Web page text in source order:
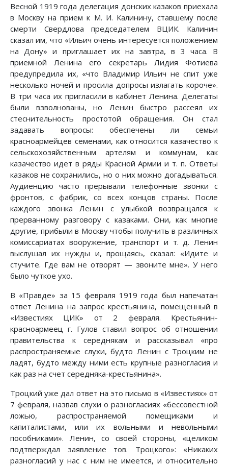
Весной 1919 года делегация донских казаков приехала
в Москву на прием к М. И. Калинину, ставшему после
смерти Свердлова председателем ВЦИК. Калинин
сказал им, что «Ильич очень интересуется положением
на Дону» и приглашает их на завтра, в 3 часа. В
приемной Ленина его секретарь Лидия Фотиева
предупредила их, «что Владимир Ильич не спит уже
несколько ночей и просила допросы излагать короче».
В три часа их пригласили в кабинет Ленина. Делегаты
были взволнованы, но Ленин быстро рассеял их
стеснительность простотой обращения. Он стал
задавать вопросы: обеспечены ли семьи
красноармейцев семенами, как относится казачество к
сельскохозяйственным артелям и коммунам, как
казачество идет в ряды Красной Армии и т. п. Ответы
казаков не сохранились, но о них можно догадываться.
Аудиенцию часто прерывали телефонные звонки с
фронтов, с фабрик, со всех концов страны. После
каждого звонка Ленин с улыбкой возвращался к
прерванному разговору с казаками. Они, как многие
другие, прибыли в Москву чтобы получить в различных
комиссариатах вооружение, транспорт и т. д. Ленин
выслушал их нужды и, прощаясь, сказал: «Идите и
стучите. Где вам не отворят — звоните мне». У него
было чуткое ухо.
В «Правде» за 15 февраля 1919 года был напечатан
ответ Ленина на запрос крестьянина, помещенный в
«Известиях ЦИК» от 2 февраля. Крестьянин-
красноармеец г. Гулов ставил вопрос об отношении
правительства к середнякам и рассказывал «про
распространяемые слухи, будто Ленин с Троцким не
ладят, будто между ними есть крупные разногласия и
как раз на счет середняка-крестьянина».
Троцкий уже дал ответ на это письмо в «Известиях» от
7 февраля, назвав слухи о разногласиях «бессовестной
ложью, распространяемой помещиками и
капиталистами, или их вольными и невольными
пособниками». Ленин, со своей стороны, «целиком
подтверждал заявление тов. Троцкого»: «Никаких
разногласий у нас с ним не имеется, и относительно